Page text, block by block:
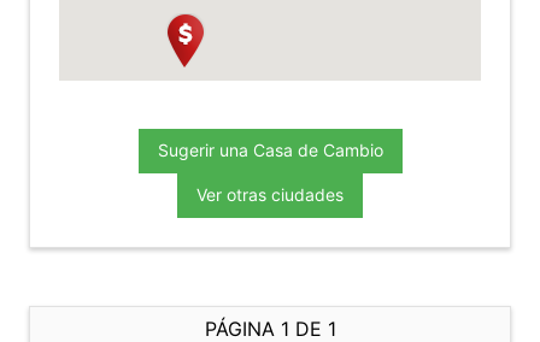
Sugerir una Casa de Cambio
Ver otras ciudades
PÁGINA 1 DE 1